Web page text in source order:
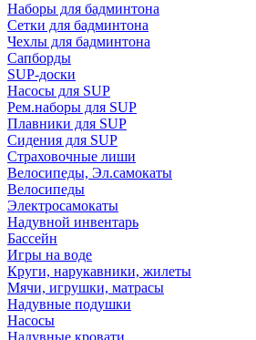
Наборы для бадминтона
Сетки для бадминтона
Чехлы для бадминтона
Сапборды
SUP-доски
Насосы для SUP
Рем.наборы для SUP
Плавники для SUP
Сидения для SUP
Страховочные лиши
Велосипеды, Эл.самокаты
Велосипеды
Электросамокаты
Надувной инвентарь
Бассейн
Игры на воде
Круги, нарукавники, жилеты
Мячи, игрушки, матрасы
Надувные подушки
Насосы
Надувные кровати